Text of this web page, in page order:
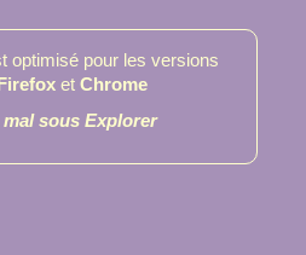
optimisé pour les versions
et Chrome
mal sous Explorer